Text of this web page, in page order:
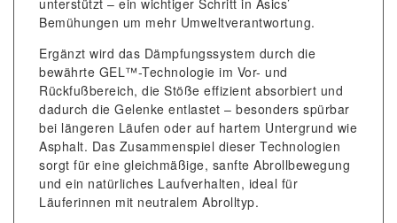
unterstützt – ein wichtiger Schritt in Asics’
Bemühungen um mehr Umweltverantwortung.
Ergänzt wird das Dämpfungssystem durch die
bewährte GEL™-Technologie im Vor- und
Rückfußbereich, die Stöße effizient absorbiert und
dadurch die Gelenke entlastet – besonders spürbar
bei längeren Läufen oder auf hartem Untergrund wie
Asphalt. Das Zusammenspiel dieser Technologien
sorgt für eine gleichmäßige, sanfte Abrollbewegung
und ein natürliches Laufverhalten, ideal für
Läuferinnen mit neutralem Abrolltyp.